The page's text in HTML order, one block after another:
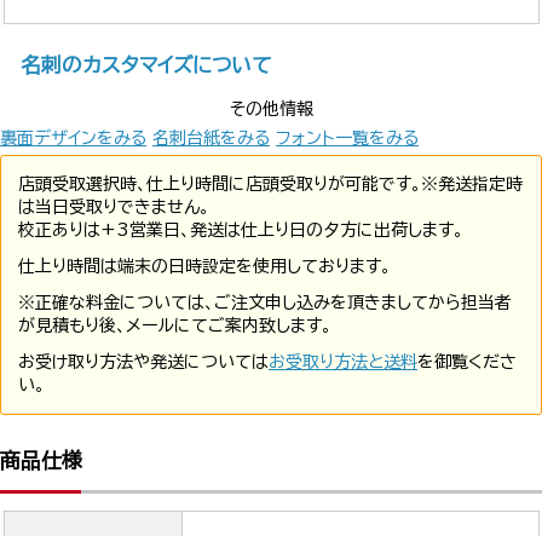
名刺のカスタマイズについて
その他情報
裏面デザインをみる 名刺台紙をみる フォント一覧をみる
店頭受取選択時、仕上り時間に店頭受取りが可能です。※発送指定時
は当日受取りできません。
校正ありは+3営業日、発送は仕上り日の夕方に出荷します。
仕上り時間は端末の日時設定を使用しております。
※正確な料金については、ご注文申し込みを頂きましてから担当者
が見積もり後、メールにてご案内致します。
お受け取り方法や発送についてはお受取り方法と送料を御覧くださ
い。
商品仕様